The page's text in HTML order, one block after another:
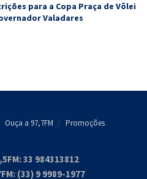
para a Copa Praça de Vôlei
Valadares
Ouça a 97,7FM Promoções
33 984313812
(33) 9 9989-1977